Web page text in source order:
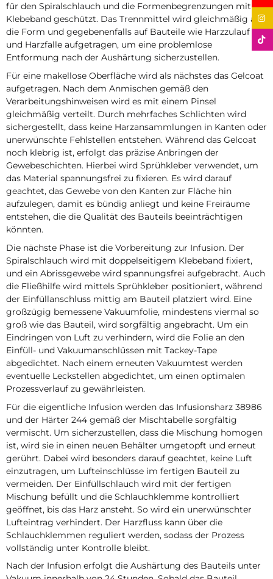
für den Spiralschlauch und die Formenbegrenzungen mit
Klebeband geschützt. Das Trennmittel wird gleichmäßig auf
die Form und gegebenenfalls auf Bauteile wie Harzzulauf
und Harzfalle aufgetragen, um eine problemlose
Entformung nach der Aushärtung sicherzustellen.
Für eine makellose Oberfläche wird als nächstes das Gelcoat
aufgetragen. Nach dem Anmischen gemäß den
Verarbeitungshinweisen wird es mit einem Pinsel
gleichmäßig verteilt. Durch mehrfaches Schlichten wird
sichergestellt, dass keine Harzansammlungen in Kanten oder
unerwünschte Fehlstellen entstehen. Während das Gelcoat
noch klebrig ist, erfolgt das präzise Anbringen der
Gewebeschichten. Hierbei wird Sprühkleber verwendet, um
das Material spannungsfrei zu fixieren. Es wird darauf
geachtet, das Gewebe von den Kanten zur Fläche hin
aufzulegen, damit es bündig anliegt und keine Freiräume
entstehen, die die Qualität des Bauteils beeinträchtigen
könnten.
Die nächste Phase ist die Vorbereitung zur Infusion. Der
Spiralschlauch wird mit doppelseitigem Klebeband fixiert,
und ein Abrissgewebe wird spannungsfrei aufgebracht. Auch
die Fließhilfe wird mittels Sprühkleber positioniert, während
der Einfüllanschluss mittig am Bauteil platziert wird. Eine
großzügig bemessene Vakuumfolie, mindestens viermal so
groß wie das Bauteil, wird sorgfältig angebracht. Um ein
Eindringen von Luft zu verhindern, wird die Folie an den
Einfüll- und Vakuumanschlüssen mit Tackey-Tape
abgedichtet. Nach einem erneuten Vakuumtest werden
eventuelle Leckstellen abgedichtet, um einen optimalen
Prozessverlauf zu gewährleisten.
Für die eigentliche Infusion werden das Infusionsharz 38986
und der Härter 244 gemäß der Mischtabelle sorgfältig
vermischt. Um sicherzustellen, dass die Mischung homogen
ist, wird sie in einen neuen Behälter umgetopft und erneut
gerührt. Dabei wird besonders darauf geachtet, keine Luft
einzutragen, um Lufteinschlüsse im fertigen Bauteil zu
vermeiden. Der Einfüllschlauch wird mit der fertigen
Mischung befüllt und die Schlauchklemme kontrolliert
geöffnet, bis das Harz ansteht. So wird ein unerwünschter
Lufteintrag verhindert. Der Harzfluss kann über die
Schlauchklemmen reguliert werden, sodass der Prozess
vollständig unter Kontrolle bleibt.
Nach der Infusion erfolgt die Aushärtung des Bauteils unter